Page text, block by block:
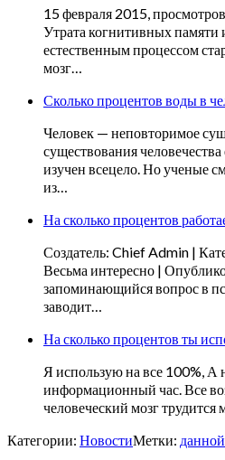
15 февраля 2015,
Утрата когнитивных памяти
естественным процессом
мозг…
Сколько процентов воды в
Человек — неповторимое
существования
изучен всецело. Но ученые
из…
На сколько процентов
Создатель: Chief Admin |
Весьма интересно |
запоминающийся вопрос в
заводит…
На сколько процентов ты
Я использую на все 100%, А
информационный час. Все
человеческий мозг
Категории: НовостиМетки: